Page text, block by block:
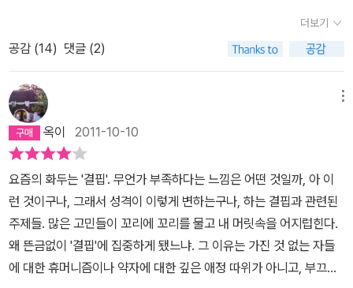
을 따르기보다 자기가 하고 싶은 대로 하고 마는 존재이기 때문이다.
이것을 필립은 간파하게 된다. 예전에 필립은 ‘밀드레드’라는 여자와
에 그는 자존심이 상했고 비참해졌다. 그녀도 경멸스러웠지만 자신도
경멸스러웠다. 그 다음에 필립은 ‘노라’라는 여자를 사귀게 된다. ‘노
라’는 그를 사랑하고 있으며 그에게 편안한 행복을 준다. 그녀와 함께
있으면 즐겁다. 그런데 밀드레드가 다시 나타난다. 그녀는 딴 남자의
아이를 임신한 몸이었고 오갈 데가 없는 신세가 되어 있었다. 필립은
그녀를 물심양면으로 보살펴 준다. 그녀는 그의 보살핌에 고마운 마
음은 가지고 있으나 그를 사랑하지는 않는다. 그는 노라를 신뢰하지
만 밀드레드를 신뢰하지 않는다. 하지만 그는 노라보다 밀드레드에게
끌리고 만다. 그래서 노라와 헤어지기로 한다. 분별이 있는 남자라면
로 반복되는 것 같기도 하고, 주인공 ‘필립’의 우유부단함으로 인해 어
영부영 세월이 그저 ‘조용히’ 흘러가는 것을 지켜보고 있는 것이 지겹
기도 했다. 맨 마지막 장을 넘기며 안도의 한숨을 쉬기도 했다. ‘이제
끝났다.’하며.그런데 시간이 지날수록 필립의 인생이 우리가 사는 인
생의 모습 그대로가 아닐까 하는 생각이 들기 시작했다. 물론 필립은
절름발이로 태어났기 때문에 그 신체적 결함으로 인해 조금은 남과
다른 시선을 가질 수는 있었다. 육체적으로 연약했기 때문에 정신적
인 일, 조용히 앉아서 사색하고 책을 읽고 혼자만의 시간을 갖게 되었
다. 그래서 그것이 장점이 되기도 했지만, 때로는 독약이 되기도 했다.
예민한 감수성, 남다른 지각을 갖게 된 그는 타인을 관찰하기 시작하
고, 타인의 삶을 섣불리 재단하기도 한다. 예술을 논하는 사람에게 열
광적으로 매혹되기도 하지만, 어느 사이 그런 모습이 순전히 허영으
더보기
공감 (14) 댓글 (2)
옥이 2011-10-10
요즘의 화두는 '결핍'. 무언가 부족하다는 느낌은 어떤 것일까, 아 이
런 것이구나, 그래서 성격이 이렇게 변하는구나, 하는 결핍과 관련된
주제들. 많은 고민들이 꼬리에 꼬리를 물고 내 머릿속을 어지럽힌다.
왜 뜬금없이 '결핍'에 집중하게 됐느냐. 그 이유는 가진 것 없는 자들
에 대한 휴머니즘이나 약자에 대한 깊은 애정 따위가 아니고, 부끄럽